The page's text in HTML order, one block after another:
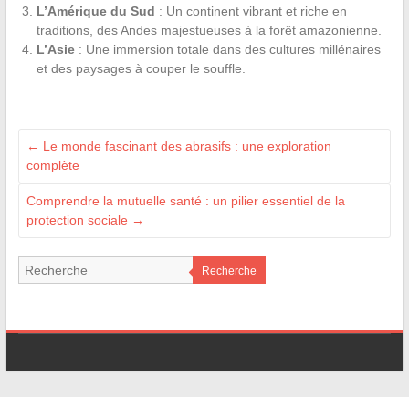
L’Amérique du Sud : Un continent vibrant et riche en
traditions, des Andes majestueuses à la forêt amazonienne.
L’Asie: Une immersion totale dans des cultures millénaires
et des paysages à couper le souffle.
← Le monde fascinant des abrasifs : une exploration
complète
Comprendre la mutuelle santé : un pilier essentiel de la
protection sociale →
Recherche